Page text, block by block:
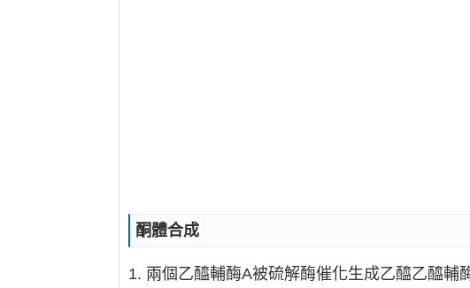
酮體合成
1. 兩個乙醯輔酶A被硫解酶催化生成乙醯乙醯輔